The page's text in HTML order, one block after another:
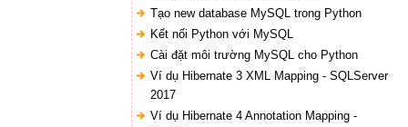
Tạo new database MySQL trong Python
Kết nối Python với MySQL
Cài đặt môi trường MySQL cho Python
Ví dụ Hibernate 3 XML Mapping - SQLServer
2017
Ví dụ Hibernate 4 Annotation Mapping -